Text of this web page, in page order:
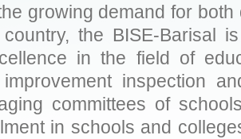
growing demand for
the BISE-Barisal
in the field of
inspection
committees of
in schools and